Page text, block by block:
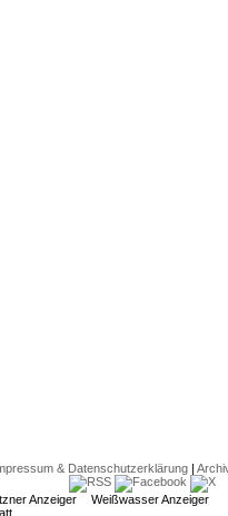
& Datenschutzerklärung|
Anzeiger
Weißwasser Anzeiger